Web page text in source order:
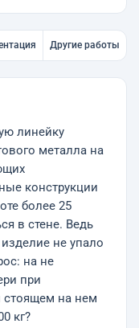
Другие работы
линейку
металла на
конструкции
более 25
в стене. Ведь
не упало
на не
при
стоящем на нем
кг?